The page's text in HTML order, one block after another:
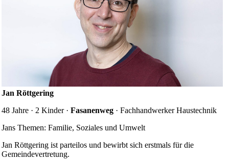
Jan Röttgering
48 Jahre · 2 Kinder · Fasanenweg · Fachhandwerker Haustechnik
Jans Themen: Familie, Soziales und Umwelt
Jan Röttgering ist parteilos und bewirbt sich erstmals für die
Gemeinde­vertretung.